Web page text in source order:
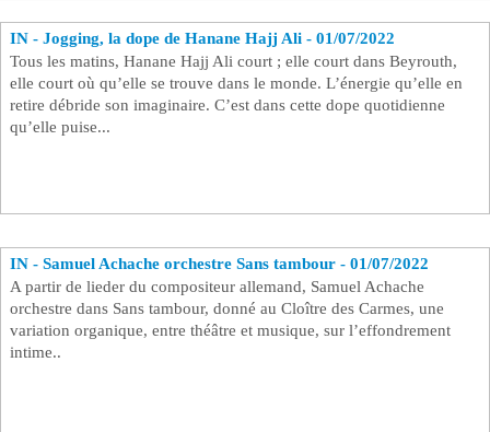
IN - Jogging, la dope de Hanane Hajj Ali - 01/07/2022
Tous les matins, Hanane Hajj Ali court ; elle court dans Beyrouth,
elle court où qu’elle se trouve dans le monde. L’énergie qu’elle en
retire débride son imaginaire. C’est dans cette dope quotidienne
qu’elle puise...
IN - Samuel Achache orchestre Sans tambour - 01/07/2022
A partir de lieder du compositeur allemand, Samuel Achache
orchestre dans Sans tambour, donné au Cloître des Carmes, une
variation organique, entre théâtre et musique, sur l’effondrement
intime..